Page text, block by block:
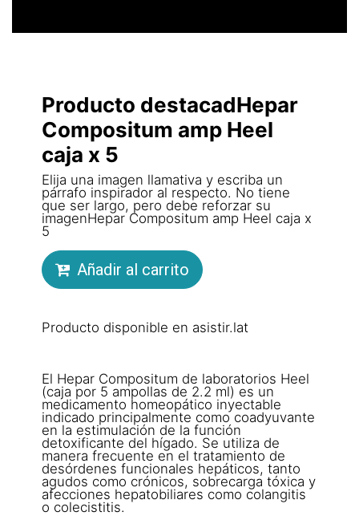
Producto destacadHepar
Compositum amp Heel
caja x 5
Elija una imagen llamativa y escriba un
párrafo inspirador al respecto. No tiene
que ser largo, pero debe reforzar su
imagenHepar Compositum amp Heel caja x
5
Añadir al carrito
Producto disponible en asistir.lat
El Hepar Compositum de laboratorios Heel
(caja por 5 ampollas de 2.2 ml) es un
medicamento homeopático inyectable
indicado principalmente como coadyuvante
en la estimulación de la función
detoxificante del hígado. Se utiliza de
manera frecuente en el tratamiento de
desórdenes funcionales hepáticos, tanto
agudos como crónicos, sobrecarga tóxica y
afecciones hepatobiliares como colangitis
o colecistitis.